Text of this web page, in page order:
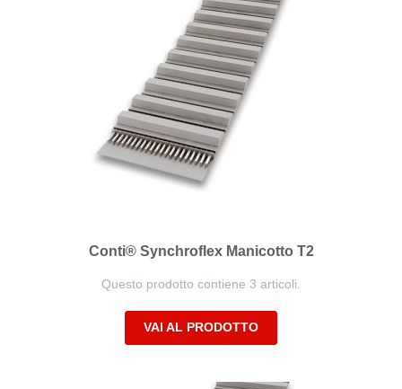
Conti® Synchroflex Manicotto T2
Questo prodotto contiene 3 articoli.
VAI AL PRODOTTO